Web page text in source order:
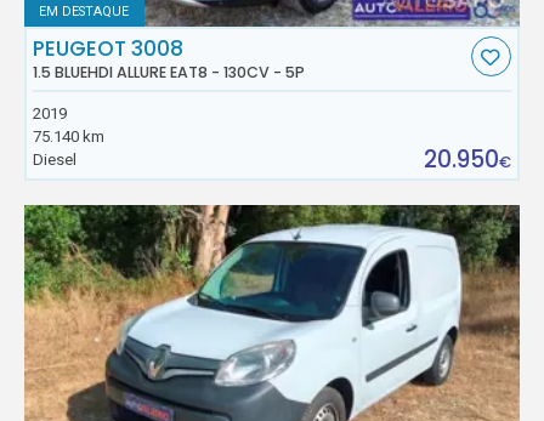
EM DESTAQUE
PEUGEOT 3008
1.5 BLUEHDI ALLURE EAT8 - 130CV - 5P
2019
75.140 km
Diesel
20.950€